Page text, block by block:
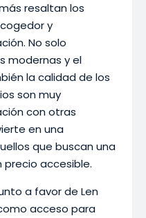
resaltan los
y
No solo
modernas y el
la calidad de los
son muy
con otras
en una
que buscan una
accesible.
a favor de Len
acceso para